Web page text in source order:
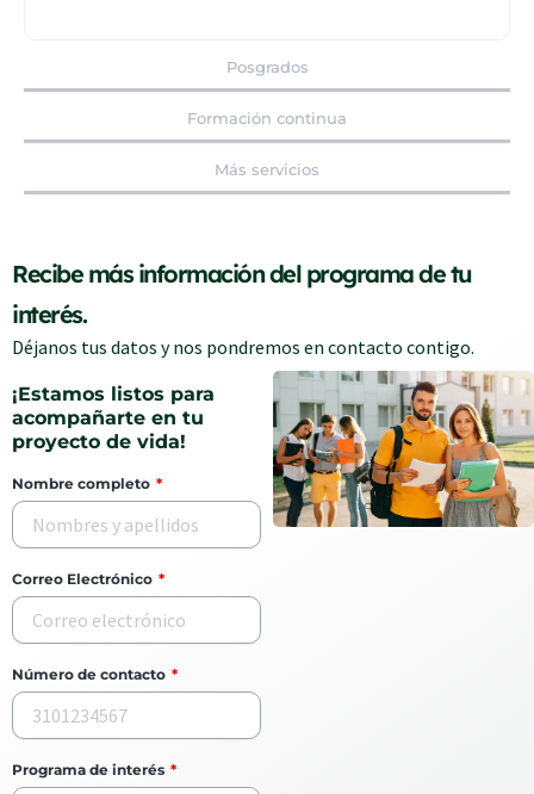
Posgrados
Formación continua
Más servicios
Recibe más información del programa de tu
interés.
Déjanos tus datos y nos pondremos en contacto contigo.
¡Estamos listos para
acompañarte en tu
proyecto de vida!
Nombre completo
Correo Electrónico
Número de contacto
Programa de interés